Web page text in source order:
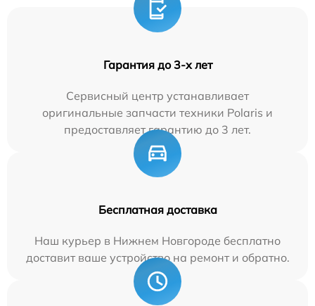
Гарантия до 3-х лет
Сервисный центр устанавливает
оригинальные запчасти техники Polaris и
предоставляет гарантию до 3 лет.
Бесплатная доставка
Наш курьер в Нижнем Новгороде бесплатно
доставит ваше устройство на ремонт и обратно.